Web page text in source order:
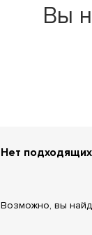
Вы
Нет
Возможно, вы